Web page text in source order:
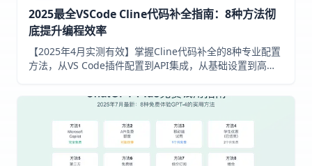
2025最全VSCode Cline代码补全指南：8种方法彻
底提升编程效率
【2025年4月实测有效】掌握Cline代码补全的8种专业配置
方法，从VS Code插件配置到API集成，从基础设置到高级
级AI编程助手！